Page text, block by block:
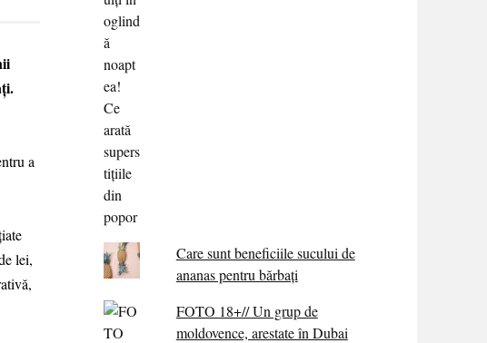
a
lei,
Care sunt beneficiile sucului de
ananas pentru bărbați
FOTO 18+// Un grup de
moldovence, arestate în Dubai